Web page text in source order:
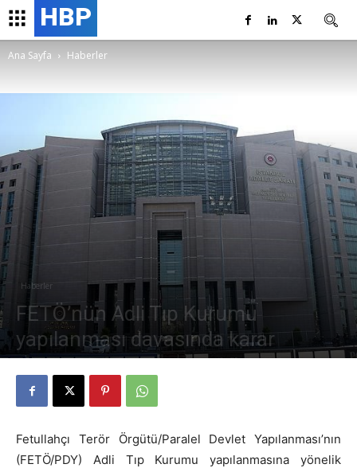
HBP
Ana Sayfa Haberler
Haberler
FETÖ’nün Adli Tıp Kurumu
yapılanması davasında karar
Fetullahçı Terör Örgütü/Paralel Devlet Yapılanması’nın
(FETÖ/PDY) Adli Tıp Kurumu yapılanmasına yönelik